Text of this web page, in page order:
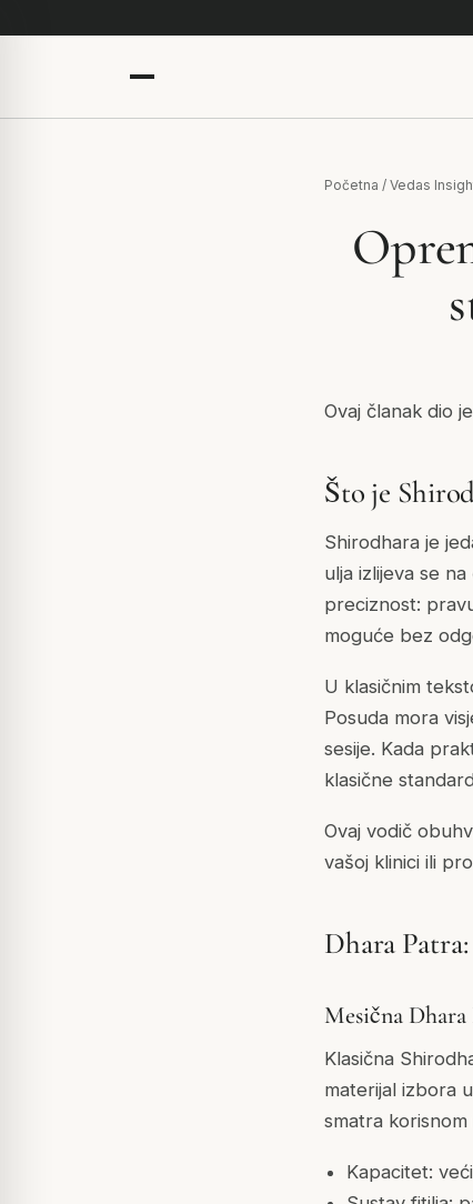
Početna / Vedas
Ovaj članak dio
Što je
Shirodhara je
ulja izlijeva se
preciznost:
moguće bez
U klasičnim
Posuda mora
sesije. Kada
klasične
Ovaj vodič
vašoj klinici ili
Dhara
Mesična
Klasična
materijal izbora
smatra
Kapacitet: